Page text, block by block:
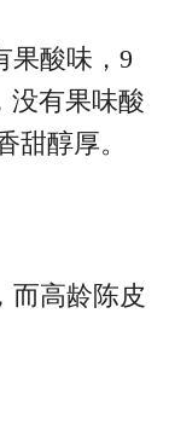
果酸味，9
没有果味酸
甜醇厚。
而高龄陈皮